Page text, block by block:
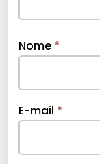
Nome *
E-mail *